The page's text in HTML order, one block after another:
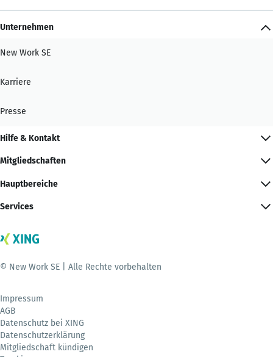
Unternehmen
New Work SE
Karriere
Presse
Hilfe & Kontakt
Mitgliedschaften
Hauptbereiche
Services
© New Work SE | Alle Rechte vorbehalten
Impressum
AGB
Datenschutz bei XING
Datenschutzerklärung
Mitgliedschaft kündigen